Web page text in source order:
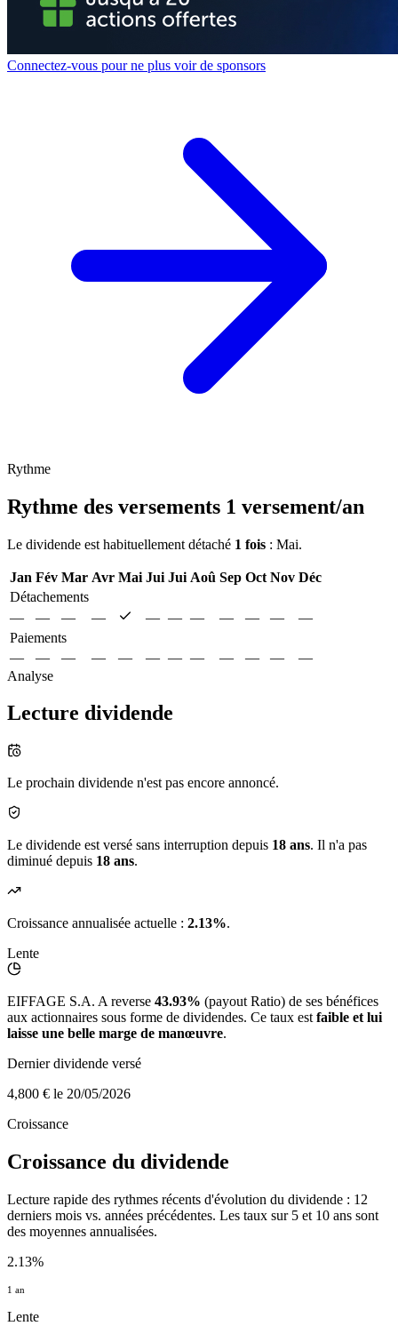
Connectez-vous pour ne plus voir de sponsors
Rythme
Rythme des versements 1 versement/an
Le dividende est habituellement détaché 1 fois : Mai.
Jan Fév Mar Avr Mai Jui Jui Aoû Sep Oct Nov Déc
Détachements
—
— — — — — — — — —
—
Paiements
—
— — — — — — — — — —
—
Analyse
Lecture dividende
Le prochain dividende n'est pas encore annoncé.
Le dividende est versé sans interruption depuis 18 ans. Il n'a pas
diminué depuis 18 ans.
Croissance annualisée actuelle : 2.13%.
Lente
EIFFAGE S.A. A reverse 43.93% (payout Ratio) de ses bénéfices
aux actionnaires sous forme de dividendes. Ce taux est faible et lui
laisse une belle marge de manœuvre.
Dernier dividende versé
4,800 € le 20/05/2026
Croissance
Croissance du dividende
Lecture rapide des rythmes récents d'évolution du dividende : 12
derniers mois vs. années précédentes. Les taux sur 5 et 10 ans sont
des moyennes annualisées.
2.13%
1 an
Lente